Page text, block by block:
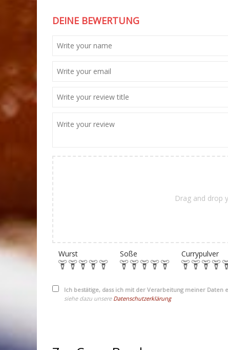
DEINE BEWERTUNG
Drag and drop
Wurst Soße Currypulver
Ich bestätige, dass ich mit der Verarbeitung meiner Daten
siehe dazu unsere Datenschutzerklärung